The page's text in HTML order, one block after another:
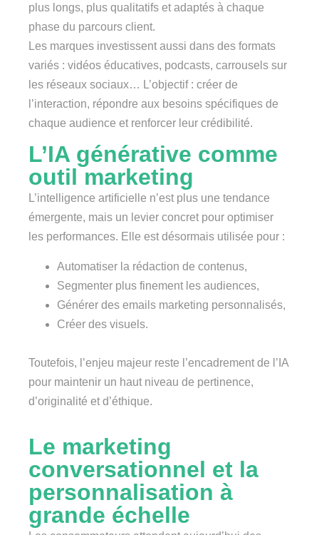
plus longs, plus qualitatifs et adaptés à chaque
phase du parcours client.
Les marques investissent aussi dans des formats
variés : vidéos éducatives, podcasts, carrousels sur
les réseaux sociaux… L’objectif : créer de
l’interaction, répondre aux besoins spécifiques de
chaque audience et renforcer leur crédibilité.
L’IA générative comme
outil marketing
L’intelligence artificielle n’est plus une tendance
émergente, mais un levier concret pour optimiser
les performances. Elle est désormais utilisée pour :
Automatiser la rédaction de contenus,
Segmenter plus finement les audiences,
Générer des emails marketing personnalisés,
Créer des visuels.
Toutefois, l’enjeu majeur reste l’encadrement de l’IA
pour maintenir un haut niveau de pertinence,
d’originalité et d’éthique.
Le marketing
conversationnel et la
personnalisation à
grande échelle